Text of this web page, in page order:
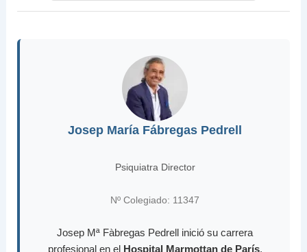
Josep María Fábregas Pedrell
Psiquiatra Director
Nº Colegiado: 11347
Josep Mª Fàbregas Pedrell inició su carrera
profesional en el Hospital Marmottan de París,